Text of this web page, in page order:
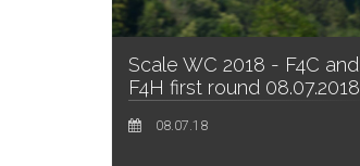
Scale WC 2018 - F4C and
F4H first round 08.07.2018
08.07.18